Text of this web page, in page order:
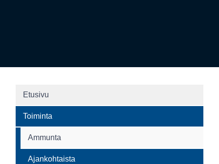
Etusivu
Toiminta
Ammunta
Ajankohtaista